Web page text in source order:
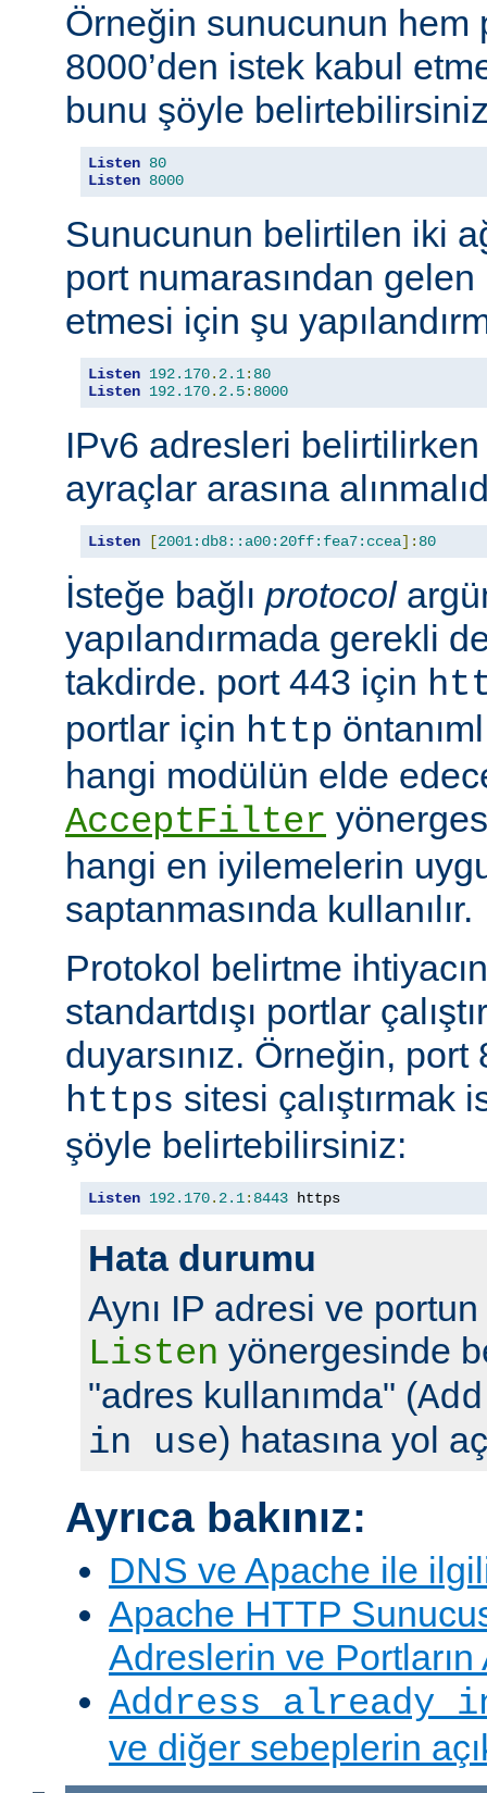
Örneğin sunucunun hem
8000’den istek kabul
bunu şöyle
Listen 80
Listen 8000
Sunucunun belirtilen iki
port numarasından gelen
etmesi için şu
Listen 192.170. 2.1: 80
Listen 192.170. 2.5: 8000
IPv6 adresleri
ayraçlar arasına
Listen [2001:db8::a00:20ff:fea7:ccea]: 80
İsteğe bağlı protocol
yapılandırmada gerekli
takdirde. port 443 için
portlar için http
hangi modülün elde
AcceptFilter
hangi en iyilemelerin
saptanmasında kullanılır.
Protokol belirtme
standartdışı portlar
duyarsınız. Örneğin,
https sitesi çalıştırmak
şöyle belirtebilirsiniz:
Listen 192.170. 2.1: 8443 https
Hata durumu
Aynı IP adresi ve
Listen yönergesinde
"adres kullanımda" (
in use) hatasına yol
Ayrıca bakınız:
DNS ve Apache ile
Apache HTTP
Adreslerin ve Portların
Address already
ve diğer sebeplerin